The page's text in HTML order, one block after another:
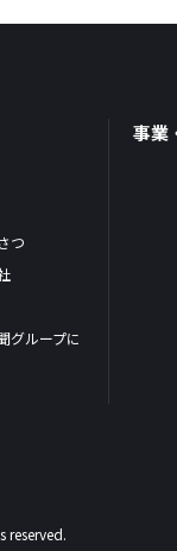
つ
グループに
事業